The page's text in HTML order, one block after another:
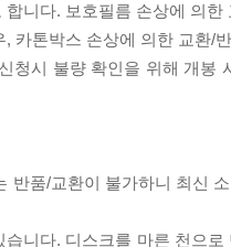
니다. 보호필름 손상에 의한
카톤박스 손상에 의한 교환/
청시 불량 확인을 위해 개봉
반품/교환이 불가하니 최신
니다. 디스크를 마른 천으